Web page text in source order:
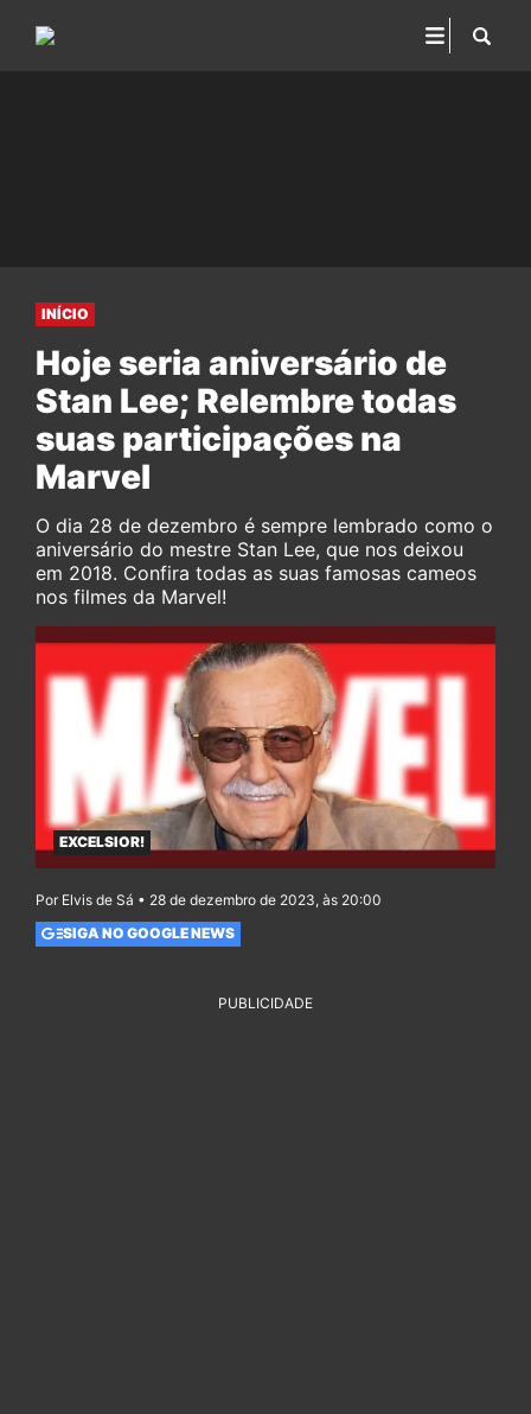
INÍCIO
Hoje seria aniversário de
Stan Lee; Relembre todas
suas participações na
Marvel
O dia 28 de dezembro é sempre lembrado como o
aniversário do mestre Stan Lee, que nos deixou
em 2018. Confira todas as suas famosas cameos
nos filmes da Marvel!
EXCELSIOR!
Por Elvis de Sá • 28 de dezembro de 2023, às 20:00
SIGA NO GOOGLE NEWS
PUBLICIDADE